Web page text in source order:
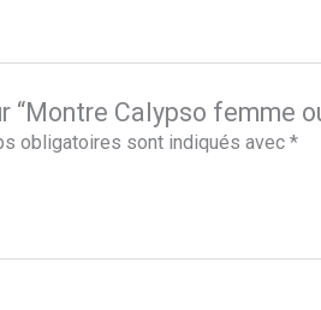
“Montre Calypso femme
obligatoires sont indiqués avec*